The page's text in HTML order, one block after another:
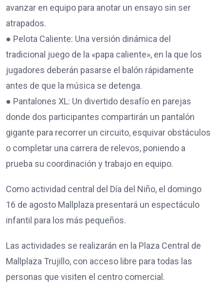
avanzar en equipo para anotar un ensayo sin ser
atrapados.
● Pelota Caliente: Una versión dinámica del
tradicional juego de la «papa caliente», en la que los
jugadores deberán pasarse el balón rápidamente
antes de que la música se detenga.
● Pantalones XL: Un divertido desafío en parejas
donde dos participantes compartirán un pantalón
gigante para recorrer un circuito, esquivar obstáculos
o completar una carrera de relevos, poniendo a
prueba su coordinación y trabajo en equipo.
Como actividad central del Día del Niño, el domingo
16 de agosto Mallplaza presentará un espectáculo
infantil para los más pequeños.
Las actividades se realizarán en la Plaza Central de
Mallplaza Trujillo, con acceso libre para todas las
personas que visiten el centro comercial.